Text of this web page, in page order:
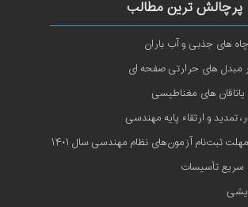
پرچالش ترین مطالب
های جذبی و آب باران
مبدل های حرارتی صفحه ای
یاتاقان های مغناطیسی
تمدید و ارتقاء پایه مهندسی
ثبت‌نام آزمون‌های نظام مهندسی سال ۱۴۰۱
سریع تأسیسات